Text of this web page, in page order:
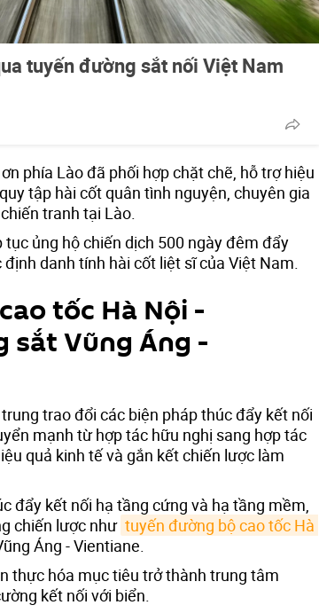
tuyến đường sắt nối Việt Nam
phía Lào đã phối hợp chặt chẽ, hỗ trợ hiệu
tập hài cốt quân tình nguyện, chuyên gia
tranh tại Lào.
ủng hộ chiến dịch 500 ngày đêm đẩy
danh tính hài cốt liệt sĩ của Việt Nam.
tốc Hà Nội -
sắt Vũng Áng -
trao đổi các biện pháp thúc đẩy kết nối
mạnh từ hợp tác hữu nghị sang hợp tác
quả kinh tế và gắn kết chiến lược làm
đẩy kết nối hạ tầng cứng và hạ tầng mềm,
chiến lược như tuyến đường bộ cao tốc Hà
Áng - Vientiane.
thực hóa mục tiêu trở thành trung tâm
kết nối với biển.